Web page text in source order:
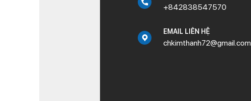
+842838547570
EMAIL LIÊN HỆ
chkimthanh72@gmail.com